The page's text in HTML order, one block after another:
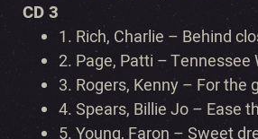
CD 3
1. Rich, Charlie – Behind
2. Page, Patti – Tennessee
3. Rogers, Kenny – For the
4. Spears, Billie Jo – Ease
5. Young, Faron – Sweet